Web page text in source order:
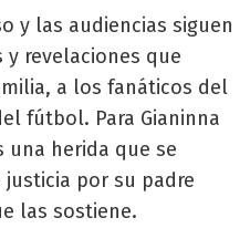
y las audiencias siguen
revelaciones que
a los fanáticos del
fútbol. Para Gianinna
una herida que se
por su padre
las sostiene.